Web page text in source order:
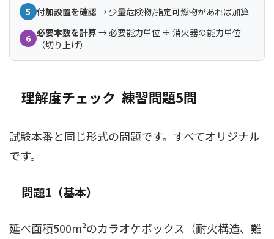
5 付加設置を確認→ 少量危険物/指定可燃物があれば加算
6 必要本数を計算 → 必要能力単位 ÷ 消火器の能力単位
（切り上げ）
理解度チェック ―― 練習問題5問
試験本番と同じ形式の問題です。すべてオリジナル
です。
問題1（基本）
延べ面積500m²のカラオケボックス（耐火構造、難